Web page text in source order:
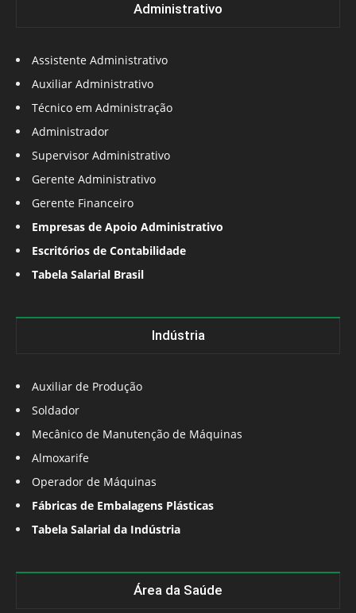
Administrativo
Assistente Administrativo
Auxiliar Administrativo
Técnico em Administração
Administrador
Supervisor Administrativo
Gerente Administrativo
Gerente Financeiro
Empresas de Apoio Administrativo
Escritórios de Contabilidade
Tabela Salarial Brasil
Indústria
Auxiliar de Produção
Soldador
Mecânico de Manutenção de Máquinas
Almoxarife
Operador de Máquinas
Fábricas de Embalagens Plásticas
Tabela Salarial da Indústria
Área da Saúde